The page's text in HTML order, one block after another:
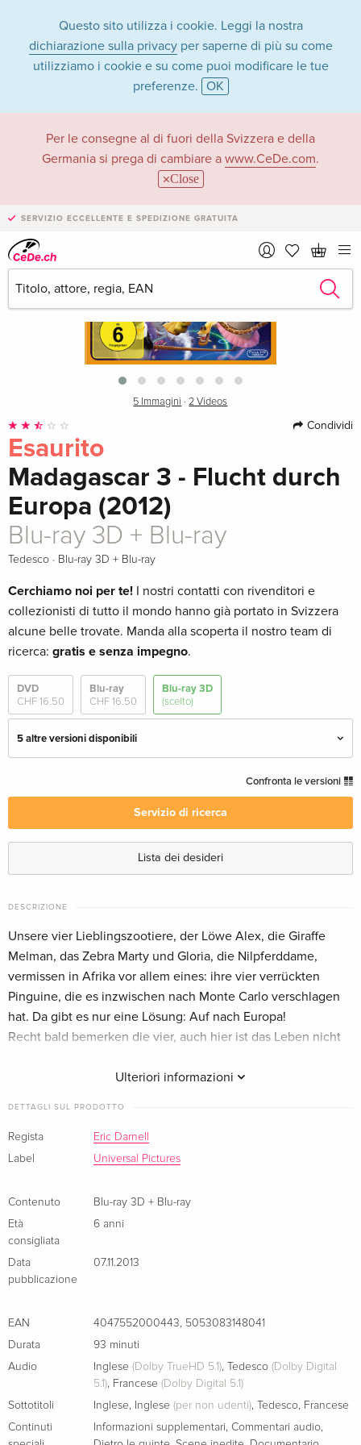
Questo sito utilizza i cookie. Leggi la nostra
dichiarazione sulla privacyper saperne di più su come
utilizziamo i cookie e su come puoi modificare le tue
preferenze. OK
Per le consegne al di fuori della Svizzera e della
Germania si prega di cambiare a www.CeDe.com.
Close
SERVIZIO ECCELLENTE E SPEDIZIONE GRATUITA
›
5 Immagini ·2 Videos
Condividi
Esaurito
Madagascar 3 - Flucht durch
Europa (2012)
Blu-ray 3D + Blu-ray
Tedesco · Blu-ray 3D + Blu-ray
Cerchiamo noi per te! I nostri contatti con rivenditori e
collezionisti di tutto il mondo hanno già portato in Svizzera
alcune belle trovate. Manda alla scoperta il nostro team di
ricerca: gratis e senza impegno.
DVD
CHF 16.50
Blu-ray
CHF 16.50
Blu-ray 3D
(scelto)
5 altre versioni disponibili
CHF 16.50
Inglese · US Version
Blu-ray 3D + Blu-ray — (scelto)
Tedesco
Blu-ray 3D (+2D) + 2 Blu-ray + DVD
Tedesco
Esaurito
Confronta le versioni
Servizio di ricerca
Lista dei desideri
DESCRIZIONE
Ulteriori informazioni
Unsere vier Lieblingszootiere, der Löwe Alex, die Giraffe
Melman, das Zebra Marty und Gloria, die Nilpferddame,
vermissen in Afrika vor allem eines: ihre vier verrückten
Pinguine, die es inzwischen nach Monte Carlo verschlagen
hat. Da gibt es nur eine Lösung: Auf nach Europa!
Recht bald bemerken die vier, auch hier ist das Leben nicht
stets auf den Fersen. Um ihr zu entkommen sucht die
Knallig, quietschig, kunterbunt - diese verrückten Zootiere
muss man einfach gern haben!
DETTAGLI SUL PRODOTTO
Regista
Eric Darnell
Label
Universal Pictures
Contenuto
Blu-ray 3D + Blu-ray
Età
consigliata
6 anni
Data
pubblicazione
07.11.2013
EAN 4047552000443
5053083148041
Durata
93 minuti
Audio
Inglese (Dolby TrueHD 5.1) Tedesco (Dolby Digital
5.1)
Francese (Dolby Digital 5.1)
Sottotitoli
Inglese Inglese (per non udenti) Tedesco
Francese
Continuti
Informazioni supplementari Commentari audio